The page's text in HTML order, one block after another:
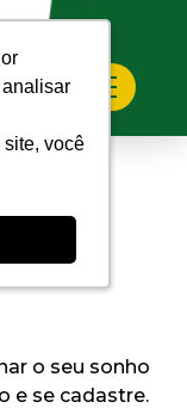
você
você
o seu sonho
e se cadastre.